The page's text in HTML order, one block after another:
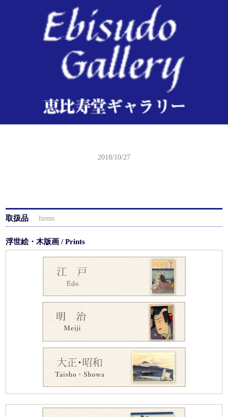
2018/10/27
取扱品 Items
浮世絵・木版画 / Prints